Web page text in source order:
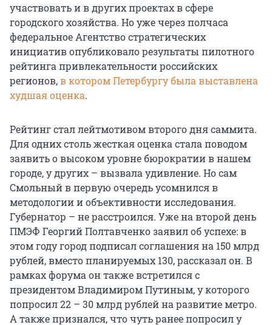
участвовать и в других проектах в сфере
городского хозяйства. Но уже через полчаса
федеральное Агентство стратегических
инициатив опубликовало результаты пилотного
рейтинга привлекательности российских
регионов,в котором Петербургу была выставлена
худшая оценка.
Рейтинг стал лейтмотивом второго дня саммита.
Для одних столь жесткая оценка стала поводом
заявить о высоком уровне бюрократии в нашем
городе, у других – вызвала удивление. Но сам
Смольный в первую очередь усомнился в
методологии и объективности исследования.
Губернатор – не расстроился. Уже на второй день
ПМЭФ Георгий Полтавченко заявил об успехе: в
этом году город подписал соглашения на 150 млрд
рублей, вместо планируемых 130, рассказал он. В
рамках форума он также встретился с
президентом Владимиром Путиным, у которого
попросил 22 – 30 млрд рублей на развитие метро.
А также признался, что чуть ранее попросил у